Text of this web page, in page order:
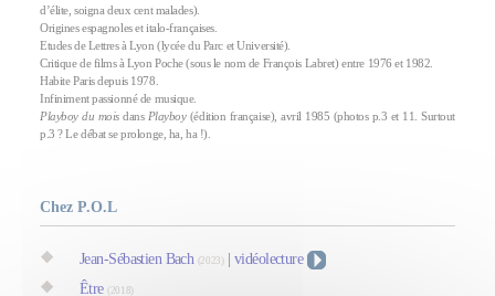
d’élite, soigna deux cent malades).
Origines espagnoles et italo-françaises.
Etudes de Lettres à Lyon (lycée du Parc et Université).
Critique de films à Lyon Poche (sous le nom de François Labret) entre 1976 et 1982.
Habite Paris depuis 1978.
Infiniment passionné de musique.
Playboy du moisdans Playboy(édition française), avril 1985 (photos p.3 et 11. Surtout
p.3 ? Le débat se prolonge, ha, ha !).
Chez P.O.L
Jean-Sébastien Bach (2023)
vidéolecture
Être (2018)